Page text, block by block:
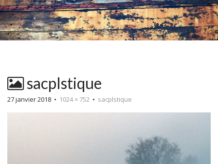
sacplstique
27 janvier 2018 • 1024 × 752 • sacplstique